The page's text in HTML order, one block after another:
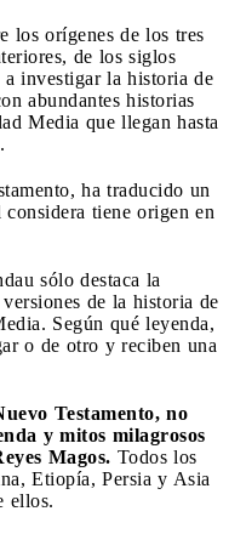
los orígenes de los tres
de los siglos
investigar la historia de
abundantes historias
Media que llegan hasta
ha traducido un
tiene origen en
sólo destaca la
de la historia de
Según qué leyenda,
o de otro y reciben una
Testamento, no
y mitos milagrosos
Magos. Todos los
Etiopía, Persia y Asia
ellos.